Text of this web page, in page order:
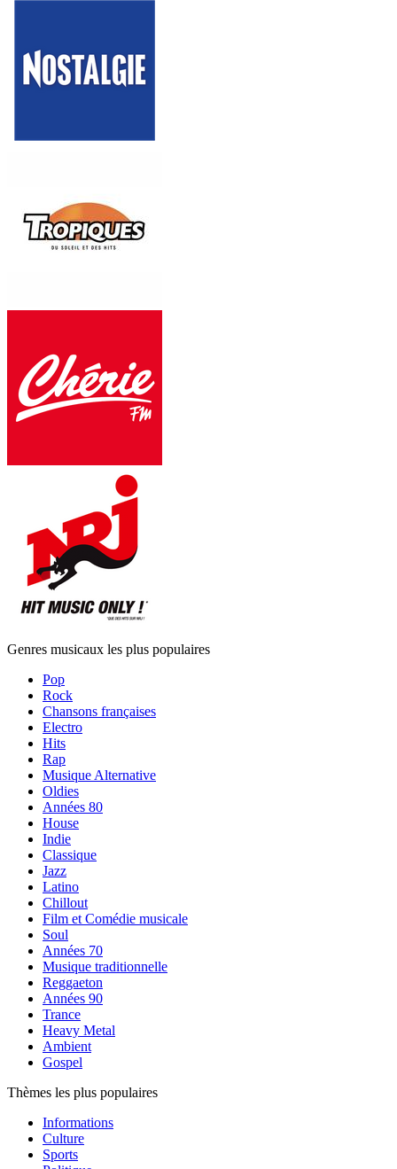
Genres musicaux les plus populaires
Pop
Rock
Chansons françaises
Electro
Hits
Rap
Musique Alternative
Oldies
Années 80
House
Indie
Classique
Jazz
Latino
Chillout
Film et Comédie musicale
Soul
Années 70
Musique traditionnelle
Reggaeton
Années 90
Trance
Heavy Metal
Ambient
Gospel
Thèmes les plus populaires
Informations
Culture
Sports